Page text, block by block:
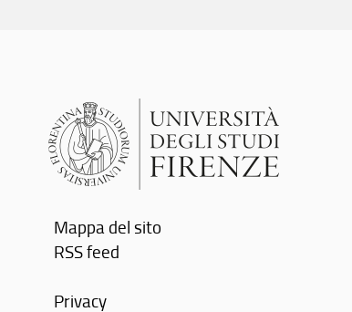
Mappa del sito
RSS feed
Privacy